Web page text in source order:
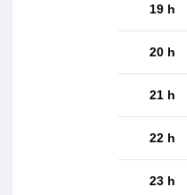
19 h
20 h
21 h
22 h
23 h